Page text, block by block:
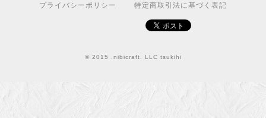
プライバシーポリシー 特定商取引法に基づく表記
© 2015 .nibicraft. LLC tsukihi